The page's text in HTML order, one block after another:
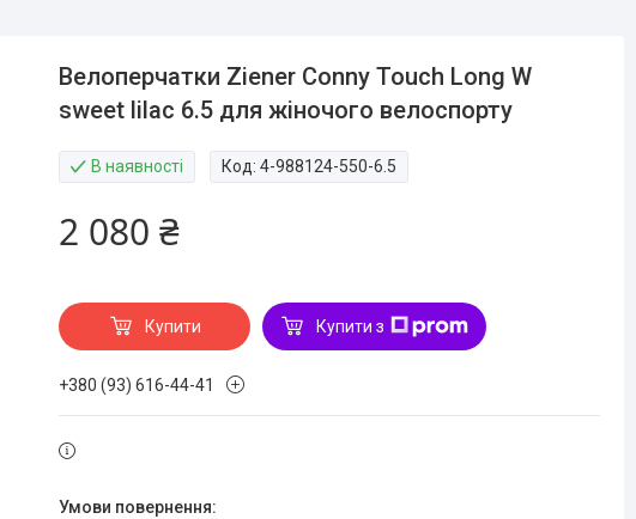
Велоперчатки Ziener Conny Touch Long W
sweet lilac 6.5 для жіночого велоспорту
В наявності Код:4-988124-550-6.5
2 080 ₴
Купити Купити з
+380 (93) 616-44-41